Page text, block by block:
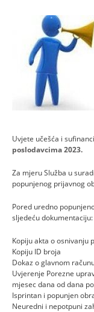
Uvjete učešća i
poslodavcima 2023.
Za mjeru Služba u
popunjenog prijavnog
Pored uredno
sljedeću dokumentaciju:
Kopiju akta o osnivanju
Kopiju ID broja
Dokaz o glavnom
Uvjerenje Porezne
mjesec dana od dana
Isprintan i popunjen
Neuredni i nepotpuni